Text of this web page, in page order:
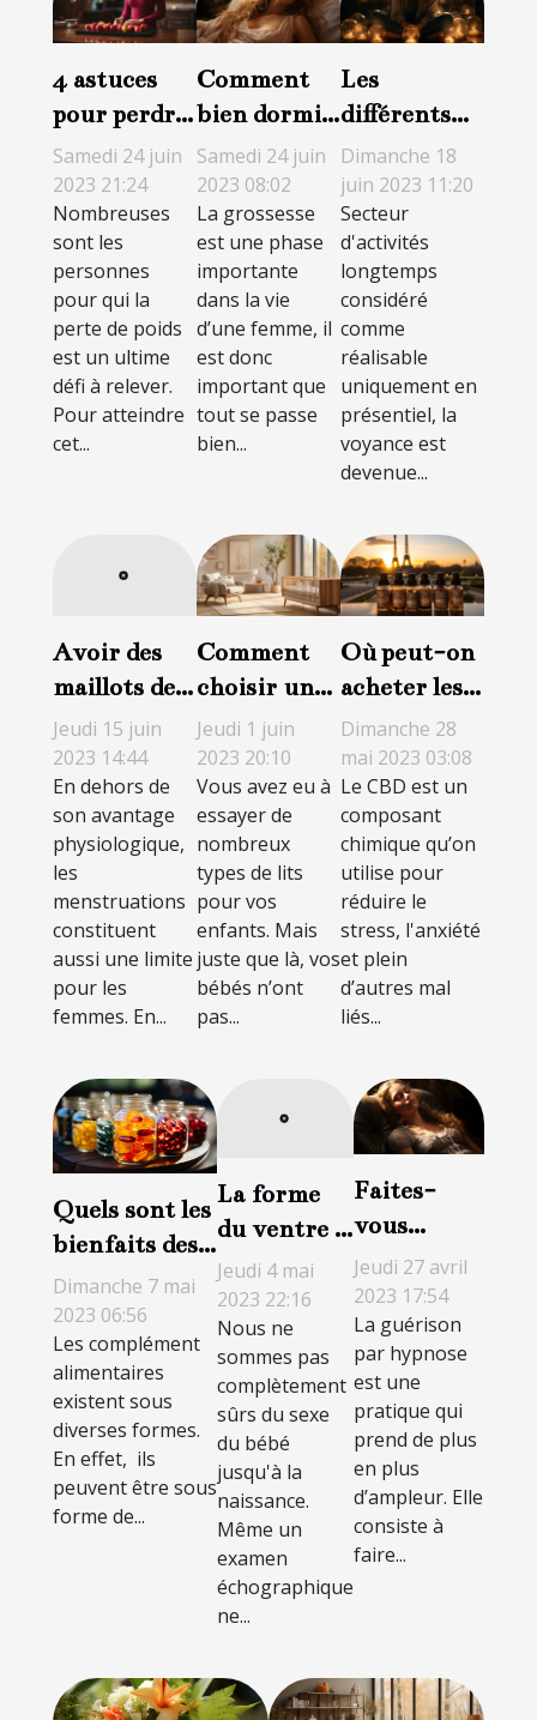
4 astuces
pour perdre
du poids de
manière
saine et
durable
Samedi 24 juin
2023 21:24
Nombreuses
sont les
personnes
pour qui la
perte de poids
est un ultime
défi à relever.
Pour atteindre
cet...
Comment
bien dormir
durant la
grossesse ?
Samedi 24 juin
2023 08:02
La grossesse
est une phase
importante
dans la vie
d’une femme, il
est donc
important que
tout se passe
bien...
Les
différents
types de
voyance à
distance
Dimanche 18
juin 2023 11:20
Secteur
d'activités
longtemps
considéré
comme
réalisable
uniquement en
présentiel, la
voyance est
devenue...
Avoir des
maillots de
bain
menstruels :
comment
bien faire
votre choix
?
Jeudi 15 juin
2023 14:44
En dehors de
son avantage
physiologique,
les
menstruations
constituent
aussi une limite
pour les
femmes. En...
Comment
choisir un
bon lit en
bois pour
son bébé ?
Jeudi 1 juin
2023 20:10
Vous avez eu à
essayer de
nombreux
types de lits
pour vos
enfants. Mais
juste que là, vos
bébés n’ont
pas...
Où peut-on
acheter les
produits
CBD à Paris
?
Dimanche 28
mai 2023 03:08
Le CBD est un
composant
chimique qu’on
utilise pour
réduire le
stress, l'anxiété
et plein
d’autres mal
liés...
Quels sont les
bienfaits des
compléments
malimentaires
?
Dimanche 7 mai
2023 06:56
Les complément
alimentaires
existent sous
diverses formes.
En effet, ils
peuvent être sous
forme de...
La forme
du ventre :
comment
savoir le
sexe du
bébé ?
Jeudi 4 mai
2023 22:16
Nous ne
sommes pas
complètement
sûrs du sexe
du bébé
jusqu'à la
naissance.
Même un
examen
échographique
ne...
Faites-
vous
guérir par
l’hypnose
Jeudi 27 avril
2023 17:54
La guérison
par hypnose
est une
pratique qui
prend de plus
en plus
d’ampleur. Elle
consiste à
faire...